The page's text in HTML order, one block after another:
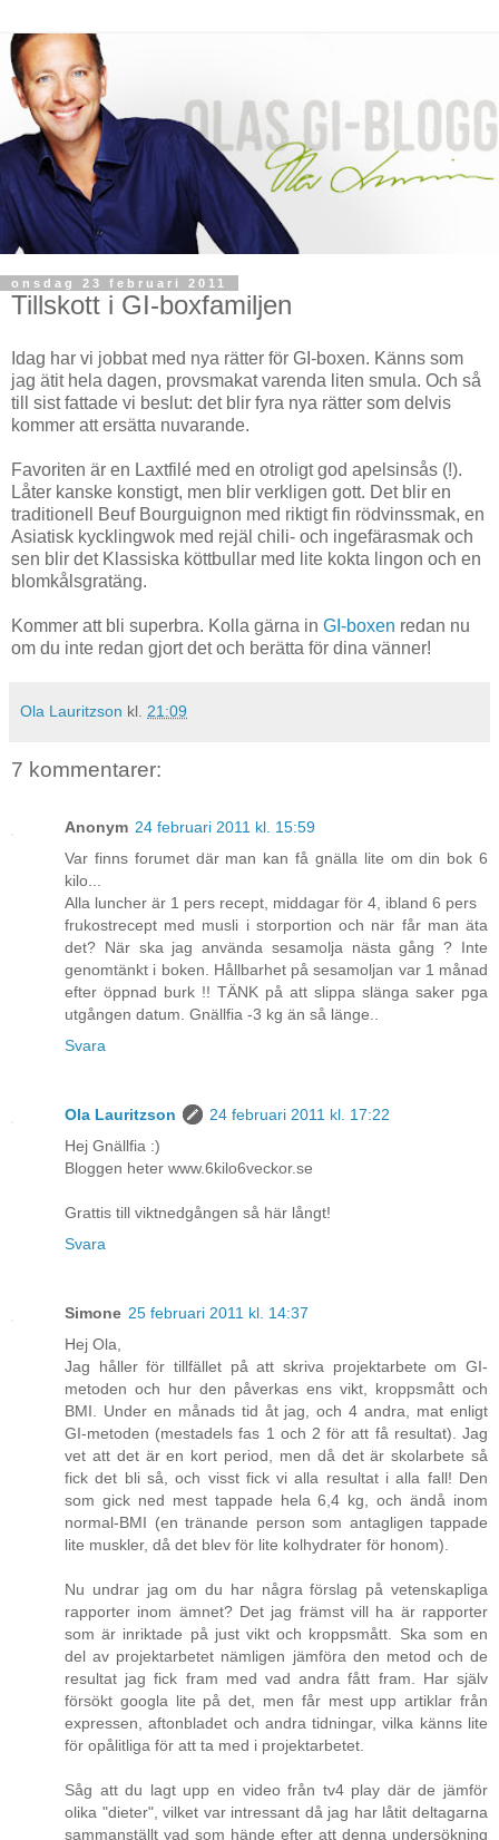
onsdag 23 februari 2011
Tillskott i GI-boxfamiljen
Idag har vi jobbat med nya rätter för GI-boxen. Känns som
jag ätit hela dagen, provsmakat varenda liten smula. Och så
till sist fattade vi beslut: det blir fyra nya rätter som delvis
kommer att ersätta nuvarande.
Favoriten är en Laxtfilé med en otroligt god apelsinsås (!).
Låter kanske konstigt, men blir verkligen gott. Det blir en
traditionell Beuf Bourguignon med riktigt fin rödvinssmak, en
Asiatisk kycklingwok med rejäl chili- och ingefärasmak och
sen blir det Klassiska köttbullar med lite kokta lingon och en
blomkålsgratäng.
Kommer att bli superbra. Kolla gärna in GI-boxen redan nu
om du inte redan gjort det och berätta för dina vänner!
Ola Lauritzson kl. 21:09
7 kommentarer:
Anonym 24 februari 2011 kl. 15:59
Var finns forumet där man kan få gnälla lite om din bok 6
kilo...
Alla luncher är 1 pers recept, middagar för 4, ibland 6 pers
frukostrecept med musli i storportion och när får man äta
det? När ska jag använda sesamolja nästa gång ? Inte
genomtänkt i boken. Hållbarhet på sesamoljan var 1 månad
efter öppnad burk !! TÄNK på att slippa slänga saker pga
utgången datum. Gnällfia -3 kg än så länge..
Svara
Ola Lauritzson
24 februari 2011 kl. 17:22
Hej Gnällfia :)
Bloggen heter www.6kilo6veckor.se
Grattis till viktnedgången så här långt!
Svara
Simone 25 februari 2011 kl. 14:37
Hej Ola,
Jag håller för tillfället på att skriva projektarbete om GI-
metoden och hur den påverkas ens vikt, kroppsmått och
BMI. Under en månads tid åt jag, och 4 andra, mat enligt
GI-metoden (mestadels fas 1 och 2 för att få resultat). Jag
vet att det är en kort period, men då det är skolarbete så
fick det bli så, och visst fick vi alla resultat i alla fall! Den
som gick ned mest tappade hela 6,4 kg, och ändå inom
normal-BMI (en tränande person som antagligen tappade
lite muskler, då det blev för lite kolhydrater för honom).
Nu undrar jag om du har några förslag på vetenskapliga
rapporter inom ämnet? Det jag främst vill ha är rapporter
som är inriktade på just vikt och kroppsmått. Ska som en
del av projektarbetet nämligen jämföra den metod och de
resultat jag fick fram med vad andra fått fram. Har själv
försökt googla lite på det, men får mest upp artiklar från
expressen, aftonbladet och andra tidningar, vilka känns lite
för opålitliga för att ta med i projektarbetet.
Såg att du lagt upp en video från tv4 play där de jämför
olika "dieter", vilket var intressant då jag har låtit deltagarna
sammanställt vad som hände efter att denna undersökning